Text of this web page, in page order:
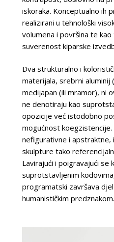
iskoraka. Konceptualno ih
realizirani u tehnološki
volumena i površina te
suverenost kiparske
Dva strukturalno i
materijala, srebrni aluminij
medijapan (ili mramor), ni
ne denotiraju kao
opozicije već istodobno
mogućnost koegzistencije.
nefigurativne i apstraktne,
skulpture tako
Lavirajući i poigravajući se
suprotstavljenim
programatski završava
humanističkim predznakom.